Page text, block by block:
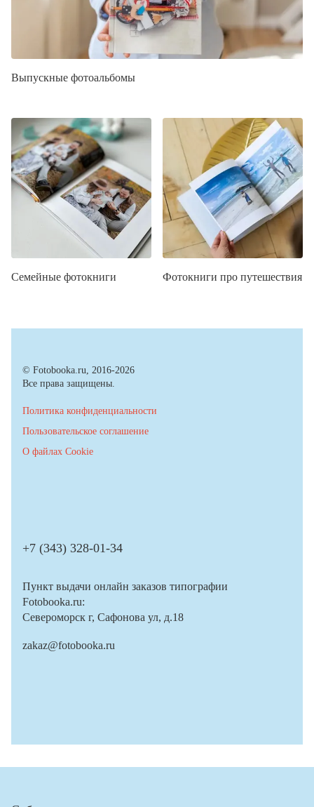
Выпускные фотоальбомы
Семейные фотокниги Фотокниги про путешествия
© Fotobooka.ru, 2016-2026
Все права защищены.
Политика конфиденциальности
Пользовательское соглашение
О файлах Cookie
+7 (343) 328-01-34
Пункт выдачи онлайн заказов типографии
Fotobooka.ru:
Североморск г, Сафонова ул, д.18
zakaz@fotobooka.ru